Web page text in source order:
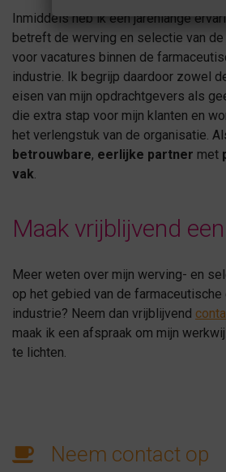
Inmiddels heb ik een jarenlange
betreft de werving en selectie van
voor vacatures binnen de
industrie. Ik begrijp daardoor zowel
eisen van mijn opdrachtgevers als
die extra stap voor mijn klanten en
het verlengstuk van de organisatie.
betrouwbare, eerlijke partner met
vak.
Maak vrijblijvend
Meer weten over mijn werving- en
op het gebied van de farmaceutische
industrie? Neem dan vrijblijvend
maak ik een afspraak om mijn
te lichten.
Neem contact op